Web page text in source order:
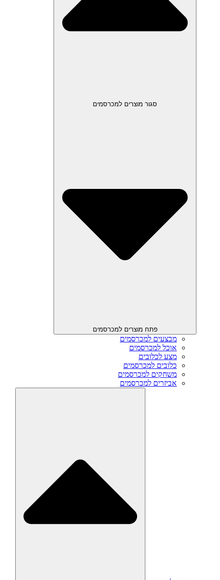
סגור מוצרים למכרסמים
פתח מוצרים למכרסמים
מבצעים למכרסמים
אוכל למכרסמים
מצע לכלובים
כלובים למכרסמים
משחקים למכרסמים
אביזרים למכרסמים